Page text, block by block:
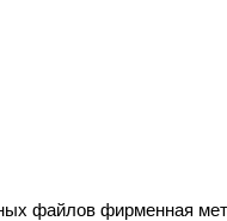
файлов фирменная